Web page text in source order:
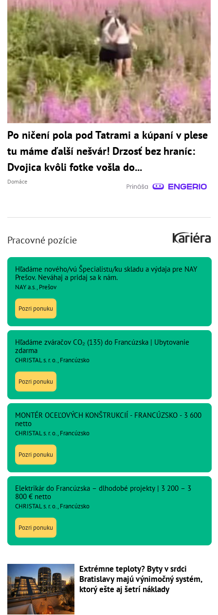
Po ničení pola pod Tatrami a kúpaní v plese
tu máme ďalší nešvár! Drzosť bez hraníc:
Dvojica kvôli fotke vošla do...
Domáce
Pracovné pozície
Hľadáme nového/vú Špecialistu/ku skladu a výdaja pre NAY
Prešov. Neváhaj a pridaj sa k nám.
NAY a.s., Prešov
Pozri ponuku
Hľadáme zváračov CO₂ (135) do Francúzska | Ubytovanie
zdarma
CHRISTAL s. r. o., Francúzsko
Pozri ponuku
MONTÉR OCEĽOVÝCH KONŠTRUKCIÍ - FRANCÚZSKO - 3 600
netto
CHRISTAL s. r. o., Francúzsko
Pozri ponuku
Elektrikár do Francúzska – dlhodobé projekty | 3 200 – 3
800 € netto
CHRISTAL s. r. o., Francúzsko
Pozri ponuku
Extrémne teploty? Byty v srdci
Bratislavy majú výnimočný systém,
ktorý ešte aj šetrí náklady